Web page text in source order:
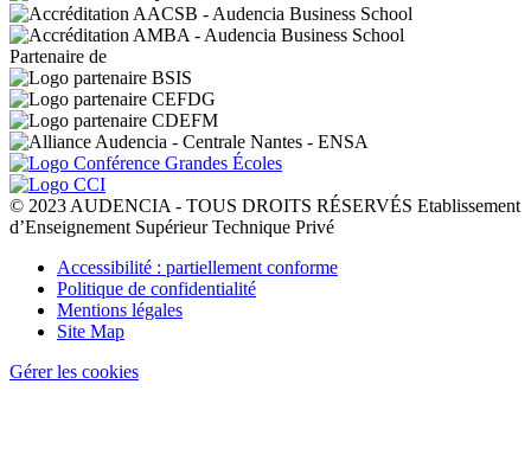
Partenaire de
© 2023 AUDENCIA - TOUS DROITS RÉSERVÉS Etablissement
d’Enseignement Supérieur Technique Privé
Pied
page
Accessibilité : partiellement conforme
Politique de confidentialité
Mentions légales
Site Map
Gérer les cookies